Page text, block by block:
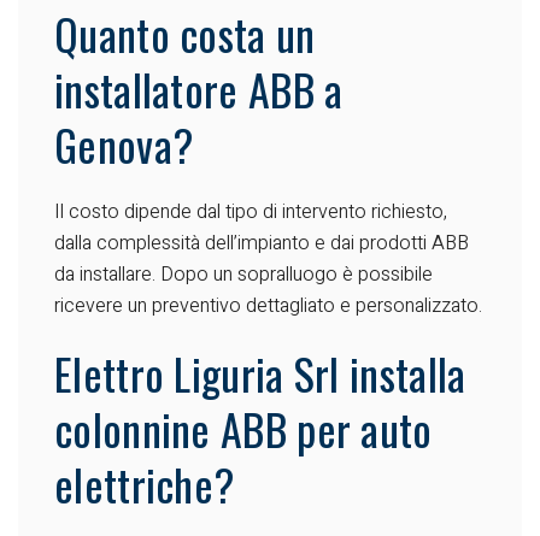
Quanto costa un
installatore ABB a
Genova?
Il costo dipende dal tipo di intervento richiesto,
dalla complessità dell’impianto e dai prodotti ABB
da installare. Dopo un sopralluogo è possibile
ricevere un preventivo dettagliato e personalizzato.
Elettro Liguria Srl installa
colonnine ABB per auto
elettriche?